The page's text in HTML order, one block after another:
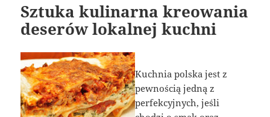
Sztuka kulinarna kreowania
deserów lokalnej kuchni
Kuchnia polska jest z
pewnością jedną z
perfekcyjnych, jeśli